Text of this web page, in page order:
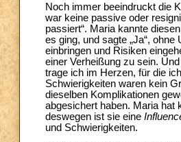
Noch immer beeindruckt die
war keine passive oder
passiert“. Maria kannte
es ging, und sagte „Ja“,
einbringen und Risiken
einer Verheißung zu sein.
trage ich im Herzen, für die
Schwierigkeiten waren kein
dieselben Komplikationen
abgesichert haben. Maria hat
deswegen ist sie eine
und Schwierigkeiten.